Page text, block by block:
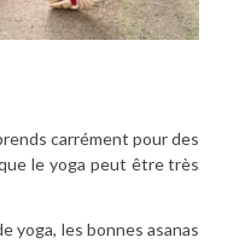
carrément pour des
le yoga peut être très
yoga, les bonnes asanas